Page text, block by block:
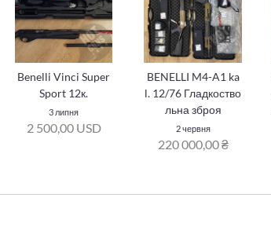
Benelli Vinci Super
Sport 12к.
3 липня
2 500,00 USD
BENELLI M4-A1 ka
l. 12/76 Гладкоство
льна зброя
2 червня
220 000,00 ₴